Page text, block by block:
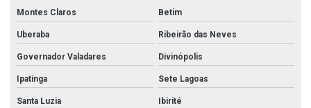
Montes Claros Betim
Uberaba Ribeirão das Neves
Governador Valadares Divinópolis
Ipatinga Sete Lagoas
Santa Luzia Ibirité